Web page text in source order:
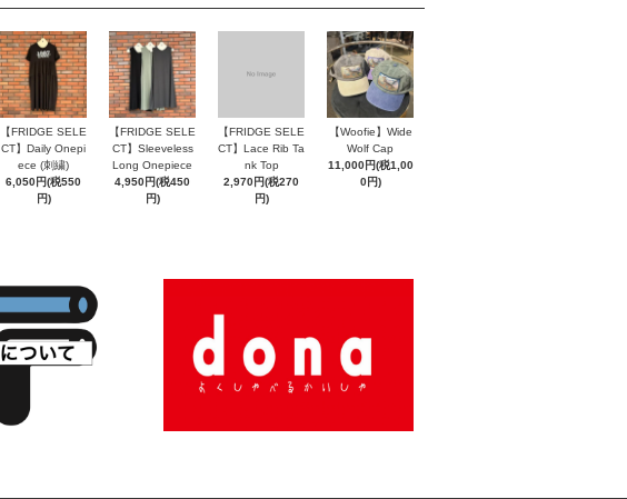
【FRIDGE SELE
CT】Daily Onepi
ece (刺繍)
6,050円(税550
円)
【FRIDGE SELE
CT】Sleeveless
Long Onepiece
4,950円(税450
円)
【FRIDGE SELE
CT】Lace Rib Ta
nk Top
2,970円(税270
円)
【Woofie】Wide
Wolf Cap
11,000円(税1,00
0円)